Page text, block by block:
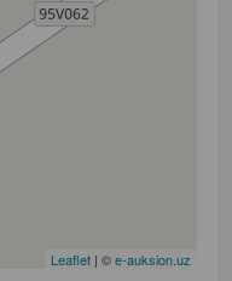
Leaflet | ©e-auksion.uz